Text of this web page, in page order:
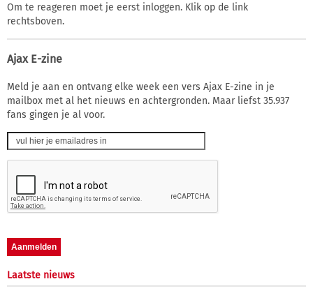
Om te reageren moet je eerst inloggen. Klik op de link
rechtsboven.
Ajax E-zine
Meld je aan en ontvang elke week een vers Ajax E-zine in je
mailbox met al het nieuws en achtergronden. Maar liefst 35.937
fans gingen je al voor.
Laatste nieuws